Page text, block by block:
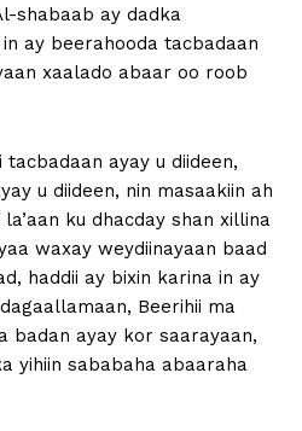
shabaab ay dadka
ay beerahooda tacbadaan
xaalado abaar oo roob
tacbadaan ayay u diideen,
u diideen, nin masaakiin ah
ku dhacday shan xillina
waxay weydiinayaan baad
haddii ay bixin karina in ay
Beerihii ma
badan ayay kor saarayaan,
yihiin sababaha abaaraha